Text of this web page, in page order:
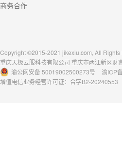
商务合作
Copyright ©2015-2021 jikexiu.com, All Rights
重庆天极云服科技有限公司 重庆市两江新区财
渝公网安备 50019002500273号
渝ICP
增值电信业务经营许可证：合字B2-20240553